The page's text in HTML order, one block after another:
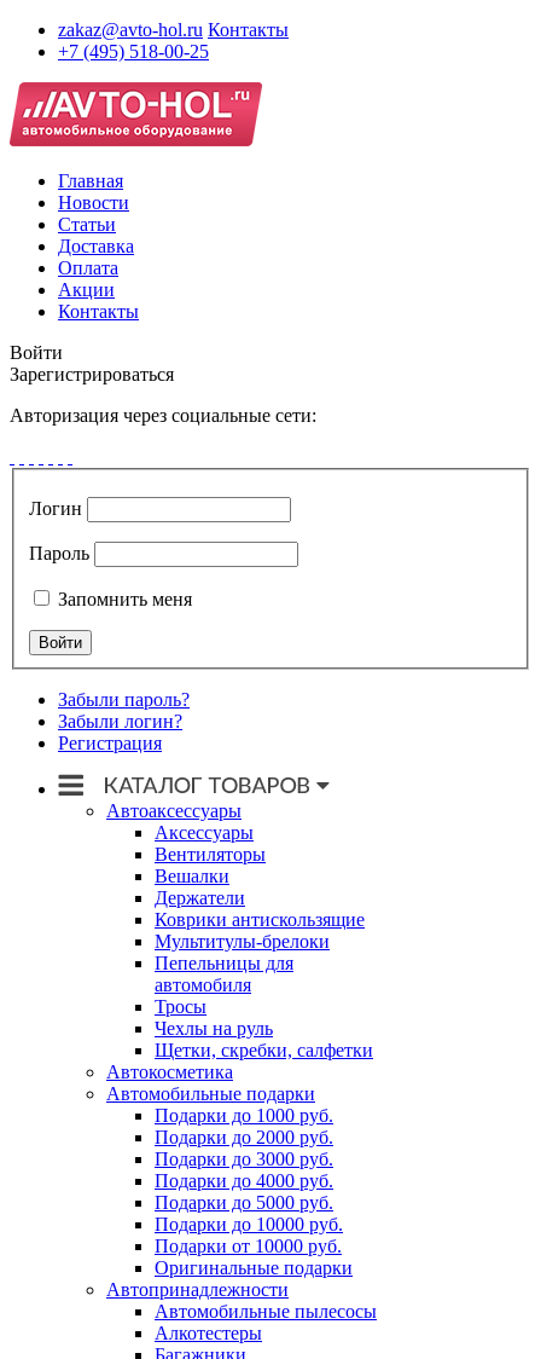
zakaz@avto-hol.ru Контакты
+7 (495) 518-00-25
Главная
Новости
Статьи
Доставка
Оплата
Акции
Контакты
Войти
Зарегистрироваться
Авторизация через социальные сети:
Логин
Пароль
Запомнить меня
Забыли пароль?
Забыли логин?
Регистрация
Автоаксессуары
Аксессуары
Вентиляторы
Вешалки
Держатели
Коврики антискользящие
Мультитулы-брелоки
Пепельницы для
автомобиля
Тросы
Чехлы на руль
Щетки, скребки, салфетки
Автокосметика
Автомобильные подарки
Подарки до 1000 руб.
Подарки до 2000 руб.
Подарки до 3000 руб.
Подарки до 4000 руб.
Подарки до 5000 руб.
Подарки до 10000 руб.
Подарки от 10000 руб.
Оригинальные подарки
Автопринадлежности
Автомобильные пылесосы
Алкотестеры
Багажники